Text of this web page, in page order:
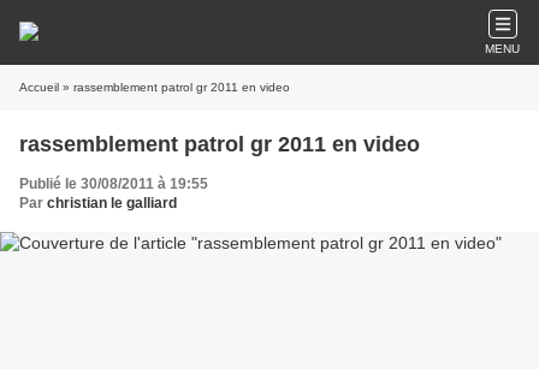
MENU
Accueil » rassemblement patrol gr 2011 en video
rassemblement patrol gr 2011 en video
Publié le 30/08/2011 à 19:55
Par christian le galliard